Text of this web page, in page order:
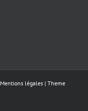
Mentions légales| Theme